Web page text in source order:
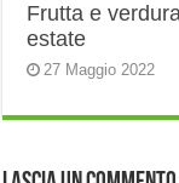
Frutta e
estate
27 Maggio 2022